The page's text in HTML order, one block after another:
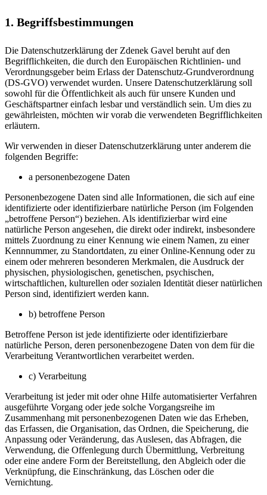
1. Begriffsbestimmungen
Die Datenschutzerklärung der Zdenek Gavel beruht auf den
Begrifflichkeiten, die durch den Europäischen Richtlinien- und
Verordnungsgeber beim Erlass der Datenschutz-Grundverordnung
(DS-GVO) verwendet wurden. Unsere Datenschutzerklärung soll
sowohl für die Öffentlichkeit als auch für unsere Kunden und
Geschäftspartner einfach lesbar und verständlich sein. Um dies zu
gewährleisten, möchten wir vorab die verwendeten Begrifflichkeiten
erläutern.
Wir verwenden in dieser Datenschutzerklärung unter anderem die
folgenden Begriffe:
a personenbezogene Daten
Personenbezogene Daten sind alle Informationen, die sich auf eine
identifizierte oder identifizierbare natürliche Person (im Folgenden
„betroffene Person“) beziehen. Als identifizierbar wird eine
natürliche Person angesehen, die direkt oder indirekt, insbesondere
mittels Zuordnung zu einer Kennung wie einem Namen, zu einer
Kennnummer, zu Standortdaten, zu einer Online-Kennung oder zu
einem oder mehreren besonderen Merkmalen, die Ausdruck der
physischen, physiologischen, genetischen, psychischen,
wirtschaftlichen, kulturellen oder sozialen Identität dieser natürlichen
Person sind, identifiziert werden kann.
b) betroffene Person
Betroffene Person ist jede identifizierte oder identifizierbare
natürliche Person, deren personenbezogene Daten von dem für die
Verarbeitung Verantwortlichen verarbeitet werden.
c) Verarbeitung
Verarbeitung ist jeder mit oder ohne Hilfe automatisierter Verfahren
ausgeführte Vorgang oder jede solche Vorgangsreihe im
Zusammenhang mit personenbezogenen Daten wie das Erheben,
das Erfassen, die Organisation, das Ordnen, die Speicherung, die
Anpassung oder Veränderung, das Auslesen, das Abfragen, die
Verwendung, die Offenlegung durch Übermittlung, Verbreitung
oder eine andere Form der Bereitstellung, den Abgleich oder die
Verknüpfung, die Einschränkung, das Löschen oder die
Vernichtung.